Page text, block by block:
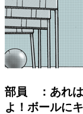
部員 ：あれは
よ！ボールに